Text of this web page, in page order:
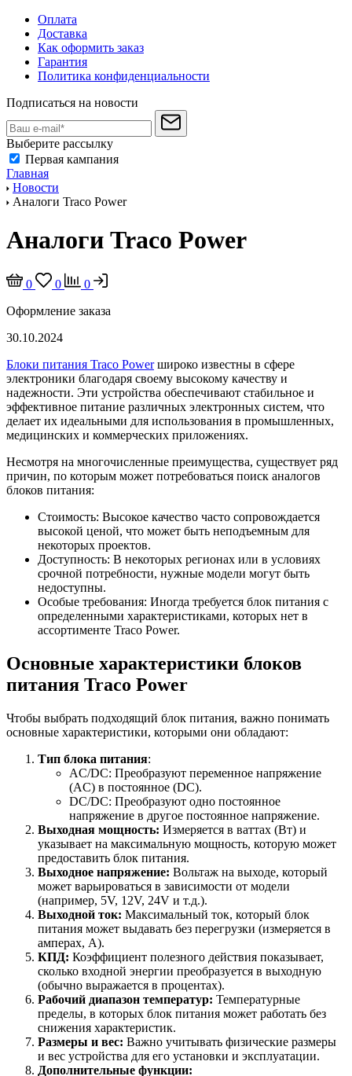
Оплата
Доставка
Как оформить заказ
Гарантия
Политика конфиденциальности
Подписаться на новости
Выберите рассылку
Первая кампания
Главная
Новости
Аналоги Traco Power
Аналоги Traco Power
0 0
0
Оформление заказа
30.10.2024
Блоки питания Traco Powerшироко известны в сфере
электроники благодаря своему высокому качеству и
надежности. Эти устройства обеспечивают стабильное и
эффективное питание различных электронных систем, что
делает их идеальными для использования в промышленных,
медицинских и коммерческих приложениях.
Несмотря на многочисленные преимущества, существует ряд
причин, по которым может потребоваться поиск аналогов
блоков питания:
Стоимость: Высокое качество часто сопровождается
высокой ценой, что может быть неподъемным для
некоторых проектов.
Доступность: В некоторых регионах или в условиях
срочной потребности, нужные модели могут быть
недоступны.
Особые требования: Иногда требуется блок питания с
определенными характеристиками, которых нет в
ассортименте Traco Power.
Основные характеристики блоков
питания Traco Power
Чтобы выбрать подходящий блок питания, важно понимать
основные характеристики, которыми они обладают:
Тип блока питания:
AC/DC: Преобразуют переменное напряжение
(AC) в постоянное (DC).
DC/DC: Преобразуют одно постоянное
напряжение в другое постоянное напряжение.
Выходная мощность: Измеряется в ваттах (Вт) и
указывает на максимальную мощность, которую может
предоставить блок питания.
Выходное напряжение: Вольтаж на выходе, который
может варьироваться в зависимости от модели
(например, 5V, 12V, 24V и т.д.).
Выходной ток: Максимальный ток, который блок
питания может выдавать без перегрузки (измеряется в
амперах, А).
КПД: Коэффициент полезного действия показывает,
сколько входной энергии преобразуется в выходную
(обычно выражается в процентах).
Рабочий диапазон температур: Температурные
пределы, в которых блок питания может работать без
снижения характеристик.
Размеры и вес: Важно учитывать физические размеры
и вес устройства для его установки и эксплуатации.
Дополнительные функции: